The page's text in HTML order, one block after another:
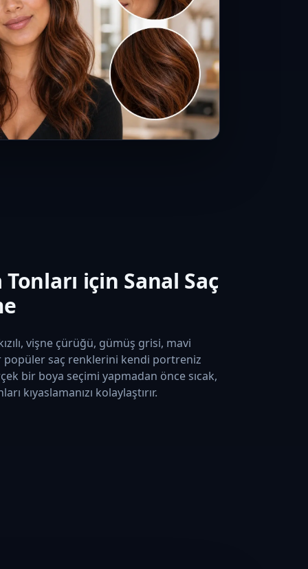
için Sanal Saç
vişne çürüğü, gümüş grisi, mavi
popüler saç renklerini kendi portreniz
bir boya seçimi yapmadan önce sıcak,
kıyaslamanızı kolaylaştırır.